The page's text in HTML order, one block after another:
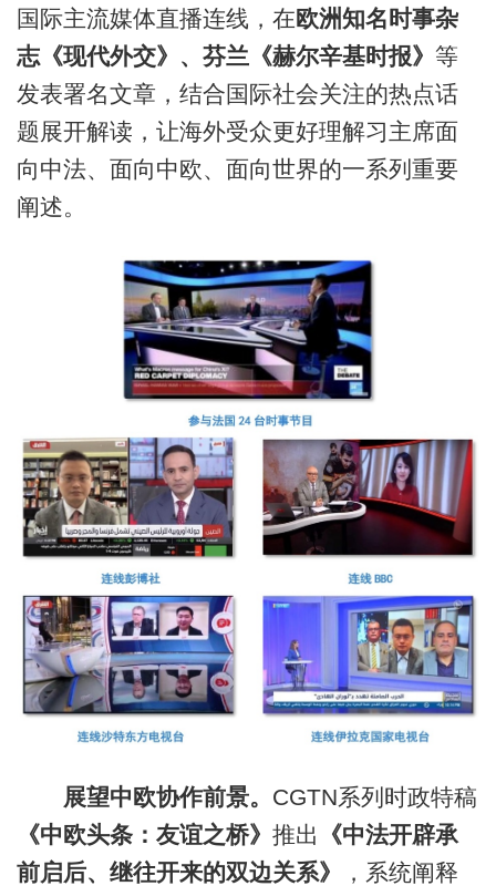
国际主流媒体直播连线，在欧洲知名时事杂
志《现代外交》、芬兰《赫尔辛基时报》 等
发表署名文章，结合国际社会关注的热点话
题展开解读，让海外受众更好理解习主席面
向中法、面向中欧、面向世界的一系列重要
阐述。
展望中欧协作前景。 CGTN系列时政特稿
《中欧头条：友谊之桥》 推出
《中法开辟承
前启后、继往开来的双边关系》
，系统阐释